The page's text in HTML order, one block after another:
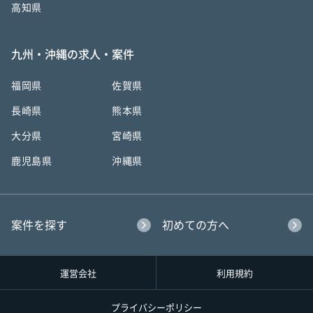
高知県
九州・沖縄の求人・案件
福岡県 佐賀県
長崎県 熊本県
大分県 宮崎県
鹿児島県 沖縄県
案件を探す 初めての方へ
運営会社 利用規約
プライバシーポリシー